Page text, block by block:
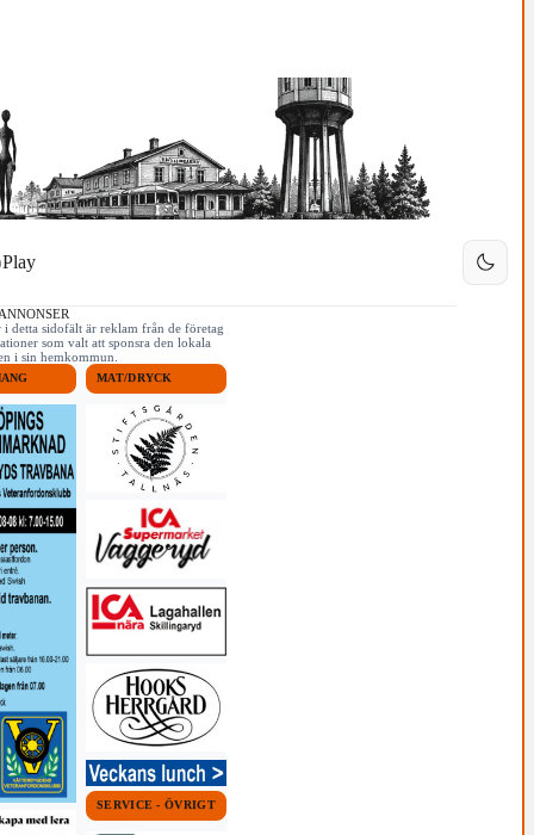
Play
i detta sidofält är reklam från de företag
som valt att sponsra den lokala
i sin hemkommun.
MAT/DRYCK
SERVICE - ÖVRIGT